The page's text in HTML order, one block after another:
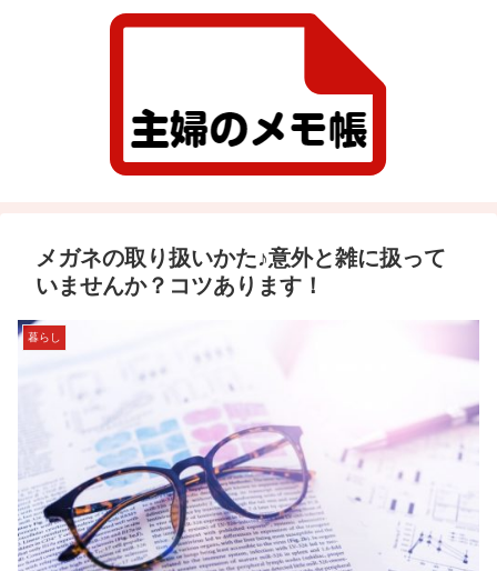
メガネの取り扱いかた♪意外と雑に扱って
いませんか？コツあります！
暮らし